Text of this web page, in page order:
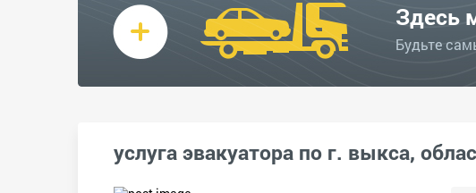
Здесь
Будьте
услуга эвакуатора по г. выкса,